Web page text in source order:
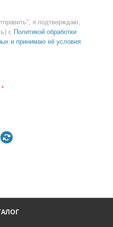
я подтверждаю,
с Политикой обработки
и принимаю её условия
*